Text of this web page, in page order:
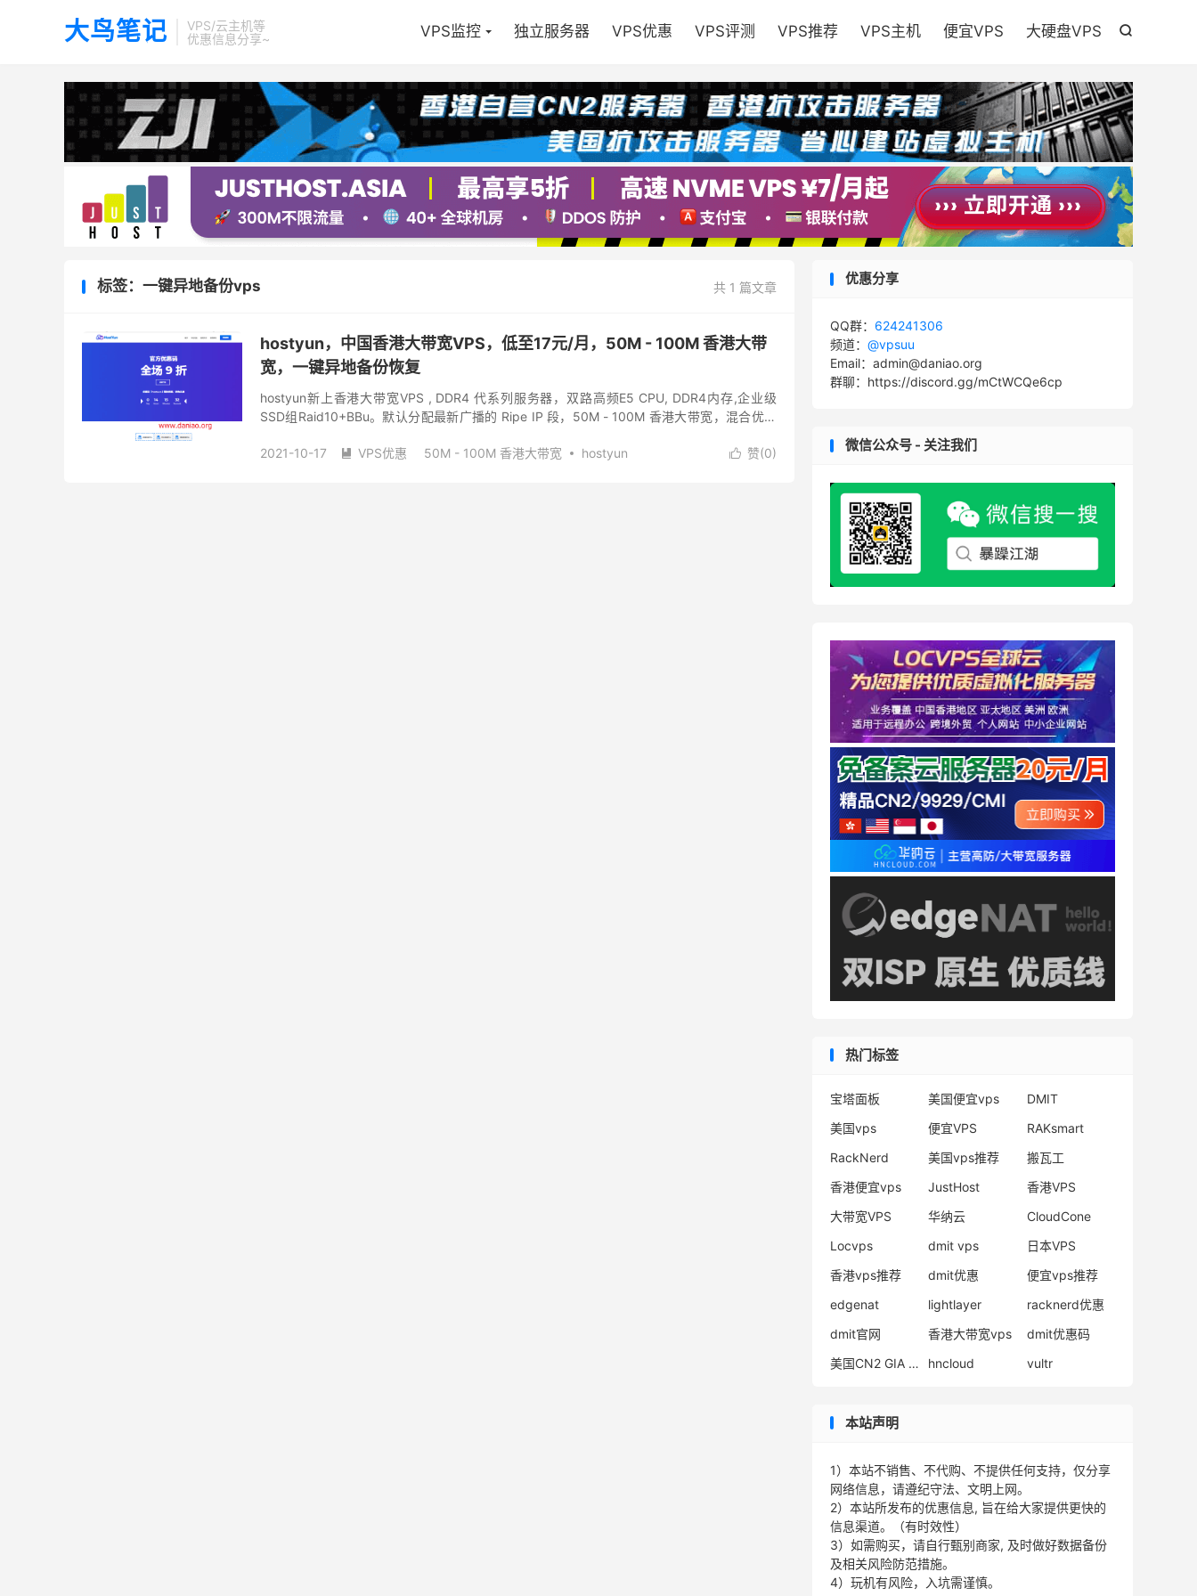
大鸟笔记
VPS/云主机等
优惠信息分享~

VPS监控 独立服务器 VPS优惠 VPS评测 VPS推荐 VPS主机 便宜VPS 大硬盘VPS
共 1 篇文章
标签：一键异地备份vps
hostyun，中国香港大带宽VPS，低至17元/月，50M - 100M 香港大带
宽，一键异地备份恢复
hostyun新上香港大带宽VPS , DDR4 代系列服务器，双路高频E5 CPU, DDR4内存,企业级
SSD组Raid10+BBu。默认分配最新广播的 Ripe IP 段，50M - 100M 香港大带宽，混合优质
 赞(0)
2021-10-17  VPS优惠 50M - 100M 香港大带宽
hostyun
优惠分享
QQ群： 624241306
频道： @vpsuu
Email：admin@daniao.org
群聊：https://discord.gg/mCtWCQe6cp
微信公众号 - 关注我们
热门标签
宝塔面板 美国便宜vps
DMIT
美国vps
便宜VPS
RAKsmart
RackNerd
美国vps推荐
搬瓦工
香港便宜vps
JustHost
香港VPS
大带宽VPS
华纳云
CloudCone
Locvps
dmit vps
日本VPS
香港vps推荐
dmit优惠
便宜vps推荐
edgenat
lightlayer
racknerd优惠
dmit官网
香港大带宽vps
dmit优惠码
美国CN2 GIA VPS
hncloud vultr
本站声明
1）本站不销售、不代购、不提供任何支持，仅分享
网络信息，请遵纪守法、文明上网。
2）本站所发布的优惠信息, 旨在给大家提供更快的
信息渠道。（有时效性）
3）如需购买，请自行甄别商家, 及时做好数据备份
及相关风险防范措施。
4）玩机有风险，入坑需谨慎。